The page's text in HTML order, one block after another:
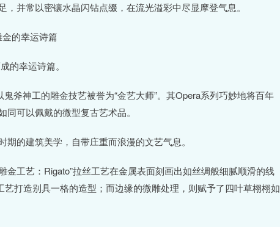
并常以密镶水晶闪钻点缀，在流光溢彩中尽显摩登气息。
的幸运诗篇
的幸运诗篇。
斧神工的雕金技艺被誉为“金艺大师”。其Opera系列巧妙地将百年
可以佩戴的微型复古艺术品。
的建筑美学，自带庄重而浪漫的文艺气息。
工艺：Rigato”拉丝工艺在金属表面刻画出如丝绸般细腻顺滑的线
打造别具一格的造型；而边缘的微雕处理，则赋予了四叶草栩栩如